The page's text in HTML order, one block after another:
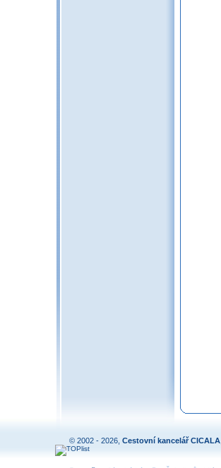
© 2002 - 2026, Cestovní kancelář CICALA